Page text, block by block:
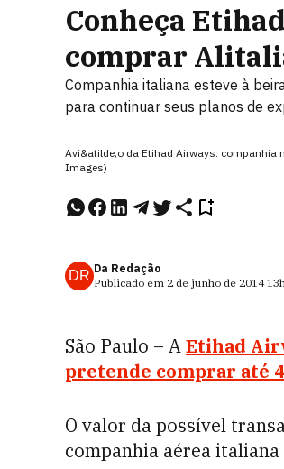
Conheça
comprar
Companhia italiana esteve à
para continuar seus planos de
Avi&atilde;o da Etihad Airways: companhia
Images)
DR Da Redação
Publicado em 2 de junho de 2014
São Paulo – AEtihad
pretende comprar até
O valor da possível
companhia aérea italiana